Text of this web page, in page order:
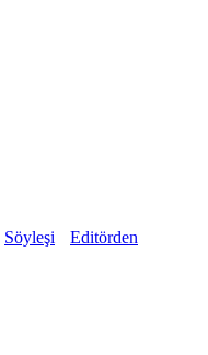
Söyleşi
Editörden